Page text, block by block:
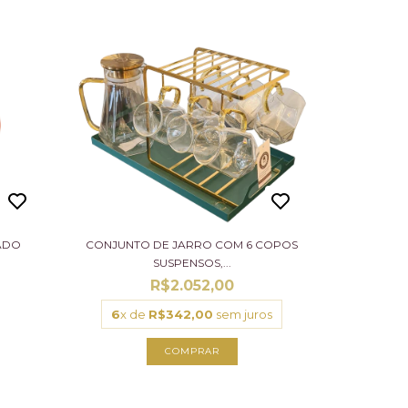
CONJUNTO DE JARRO COM 6 COPOS
SUSPENSOS,...
R$2.052,00
6x de R$342,00 sem juros